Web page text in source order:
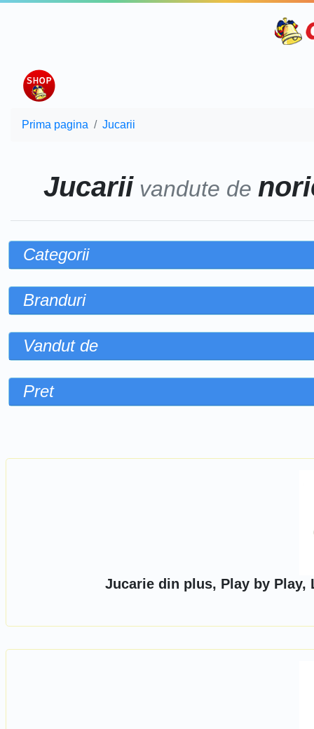
Prima pagina Jucarii
Jucariivandute de
Categorii
Branduri
Vandut de
Pret
Jucarie din plus, Play by Play,